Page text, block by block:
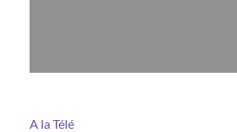
A la Télé